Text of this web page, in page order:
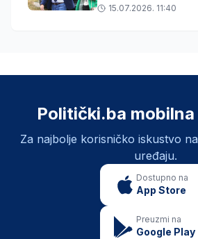
„Respiratori“
15.07.2026. 11:40
Politički.ba
Za najbolje korisničko iskustvo
uređaju.
Dostupno na
App Store
Preuzmi na
Google Play